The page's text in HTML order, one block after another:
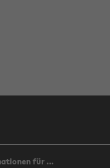
für ...